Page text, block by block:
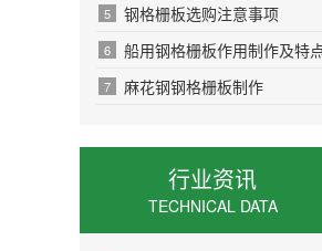
5 钢格栅板选购注意事项
6 船用钢格栅板作用制作及特
7 麻花钢钢格栅板制作
行业资讯
TECHNICAL DATA